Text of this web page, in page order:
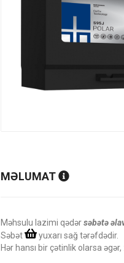
MƏLUMAT
Məhsulu lazimi qədərsəbətə
Səbət
yuxarı sağ tərəfdədir.
Hər hansı bir çətinlik olarsa